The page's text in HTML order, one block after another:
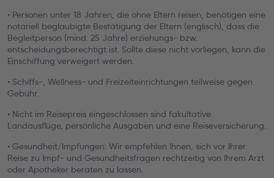
• Personen unter 18 Jahren, die ohne Eltern reisen, benötigen eine
notariell beglaubigte Bestätigung der Eltern (englisch), dass die
Begleitperson (mind. 25 Jahre) erziehungs- bzw.
entscheidungsberechtigt ist. Sollte diese nicht vorliegen, kann die
Einschiffung verweigert werden.
• Schiffs-, Wellness- und Freizeiteinrichtungen teilweise gegen
Gebühr.
• Nicht im Reisepreis eingeschlossen sind fakultative
Landausflüge, persönliche Ausgaben und eine Reiseversicherung.
• Gesundheit/Impfungen: Wir empfehlen Ihnen, sich vor Ihrer
Reise zu Impf- und Gesundheitsfragen rechtzeitig von Ihrem Arzt
oder Apotheker beraten zu lassen.